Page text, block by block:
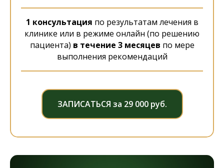
1 консультация по результатам лечения в
клинике или в режиме онлайн (по решению
пациента) в течение 3 месяцев по мере
выполнения рекомендаций
ЗАПИСАТЬСЯ за 29 000 руб.